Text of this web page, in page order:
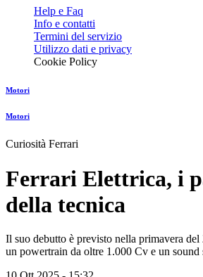
Help e Faq
Info e contatti
Termini del servizio
Utilizzo dati e privacy
Cookie Policy
Motori
Motori
Curiosità Ferrari
Ferrari Elettrica, i
della tecnica
Il suo debutto è previsto nella primavera
un powertrain da oltre 1.000 Cv e un sound